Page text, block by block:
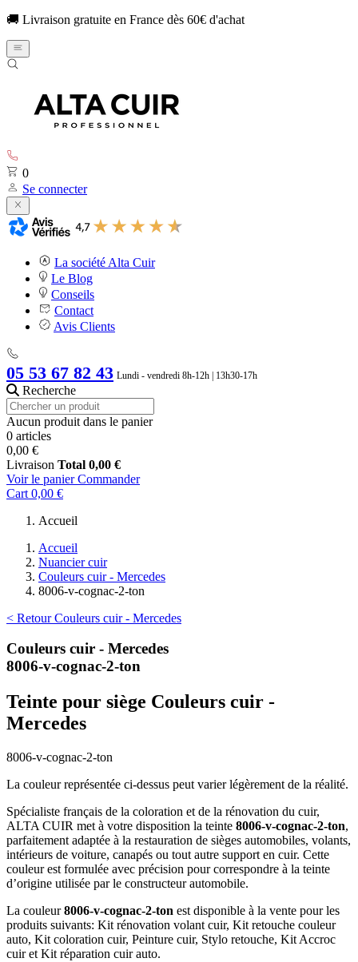
🚚 Livraison gratuite en France dès 60€ d'achat
0
Se connecter
La société Alta Cuir
Le Blog
Conseils
Contact
Avis Clients
05 53 67 82 43 Lundi - vendredi 8h-12h | 13h30-17h
Recherche
Aucun produit dans le panier
0 articles
0,00 €
Livraison Total 0,00 €
Voir le panier Commander
Cart 0,00 €
Accueil
Accueil
Nuancier cuir
Couleurs cuir - Mercedes
8006-v-cognac-2-ton
< Retour Couleurs cuir - Mercedes
Couleurs cuir - Mercedes
8006-v-cognac-2-ton
Teinte pour siège Couleurs cuir -
Mercedes
8006-v-cognac-2-ton
La couleur représentée ci-dessus peut varier légèrement de la réalité.
Spécialiste français de la coloration et de la rénovation du cuir,
ALTA CUIR met à votre disposition la teinte 8006-v-cognac-2-ton,
parfaitement adaptée à la restauration de sièges automobiles, volants,
intérieurs de voiture, canapés ou tout autre support en cuir. Cette
couleur est formulée avec précision pour correspondre à la teinte
d’origine utilisée par le constructeur automobile.
La couleur8006-v-cognac-2-ton est disponible à la vente pour les
produits suivants: Kit rénovation volant cuir, Kit retouche couleur
auto, Kit coloration cuir, Peinture cuir, Stylo retouche, Kit Accroc
cuir et Kit réparation cuir auto.